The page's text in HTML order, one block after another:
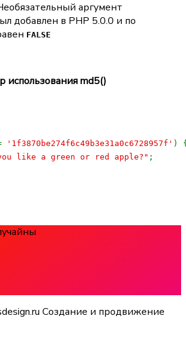
аргумент
добавлен в PHP 5.0.0 и по
FALSE
md5()
'1f3870be274f6c49b3e31a0c6728957f' )
like a green or red apple?" ;
Создание и продвижение